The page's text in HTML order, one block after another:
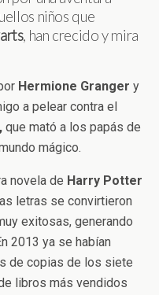
niños que
, han crecido y mira
Hermione Granger y
a pelear contra el
que mató a los papás de
mágico.
novela de Harry Potter
letras se convirtieron
exitosas, generando
2013 ya se habían
de copias de los siete
libros más vendidos